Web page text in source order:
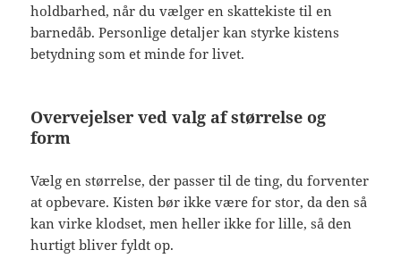
holdbarhed, når du vælger en skattekiste til en
barnedåb. Personlige detaljer kan styrke kistens
betydning som et minde for livet.
Overvejelser ved valg af størrelse og
form
Vælg en størrelse, der passer til de ting, du forventer
at opbevare. Kisten bør ikke være for stor, da den så
kan virke klodset, men heller ikke for lille, så den
hurtigt bliver fyldt op.